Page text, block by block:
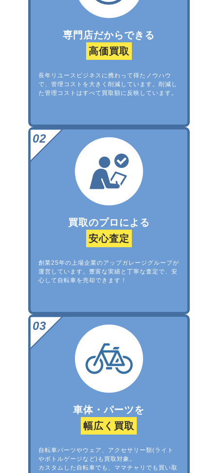
専門店だからできる
高価買取
長年リユースビジネスに携わって得たノウハウ
で、管理コストを大きく削減しています。削減し
た管理コストはすべて買取額に反映しています。
買取のプロによる
安心査定
創業25年の上場企業のアップガレージグループが
運営しています。豊富な実績と丁寧な査定で、安
心して自転車を売却できます！
車体・パーツを
幅広く買取
自転車パーツやウェア、アクセサリー類(ライト
やボトルゲージなど)も買取対象。
カスタムした自転車でも、ママチャリでも買い取